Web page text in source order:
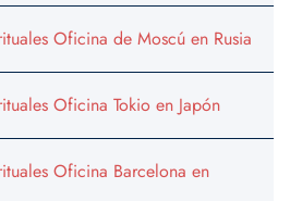
Oficina de Moscú en Rusia
Oficina Tokio en Japón
Oficina Barcelona en